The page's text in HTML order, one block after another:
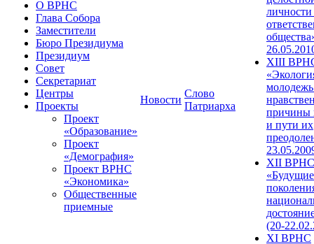
О ВРНС
Глава Собора
Заместители
Бюро Президиума
Президиум
Совет
Секретариат
Центры
Проекты
Проект
«Образование»
Проект
«Демография»
Проект ВРНС
«Экономика»
Общественные
приемные
Новости
Слово
Патриарха
XIII
причины
и пути их
XII ВРНС
«Будущие
(20-
XI ВРНС